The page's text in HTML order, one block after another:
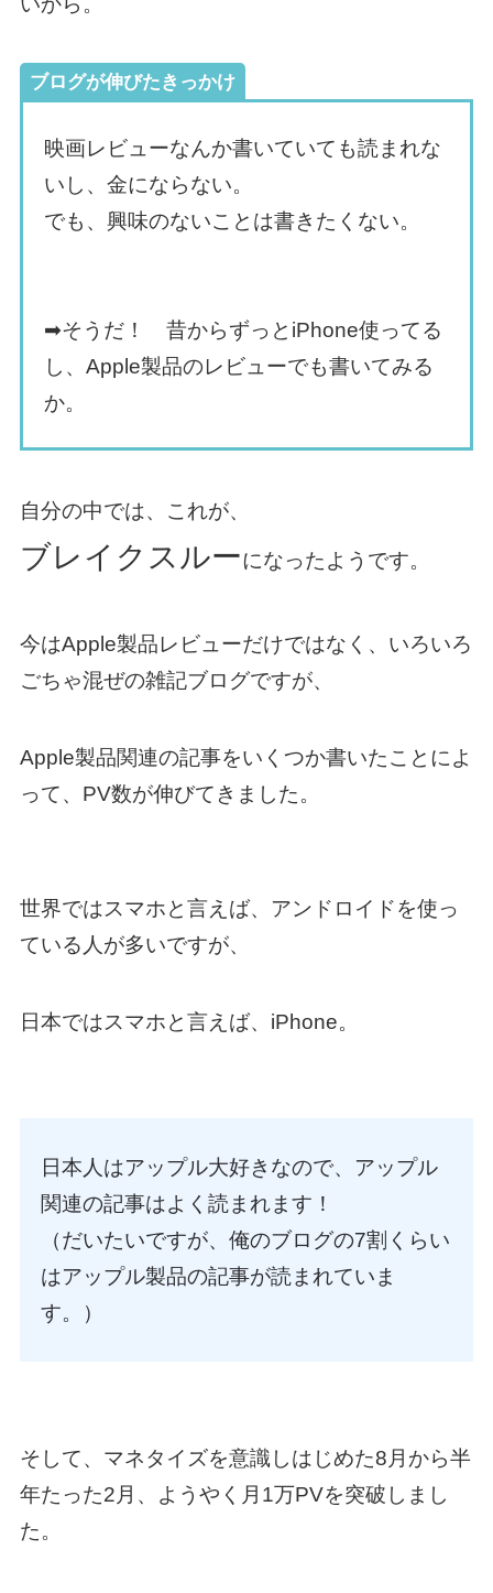
ブログが伸びたきっかけ
映画レビューなんか書いていても読まれな
いし、金にならない。
でも、興味のないことは書きたくない。
➡︎そうだ！ 昔からずっとiPhone使ってる
し、Apple製品のレビューでも書いてみる
か。
自分の中では、これが、
ブレイクスルーになったようです。
今はApple製品レビューだけではなく、いろいろ
ごちゃ混ぜの雑記ブログですが、
Apple製品関連の記事をいくつか書いたことによ
って、PV数が伸びてきました。
世界ではスマホと言えば、アンドロイドを使っ
ている人が多いですが、
日本ではスマホと言えば、iPhone。
日本人はアップル大好きなので、アップル
関連の記事はよく読まれます！
（だいたいですが、俺のブログの7割くらい
はアップル製品の記事が読まれていま
す。）
そして、マネタイズを意識しはじめた8月から半
年たった2月、ようやく月1万PVを突破しまし
た。